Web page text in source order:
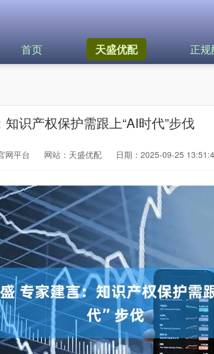
首页 天盛优配 正
识产权保护需跟上“AI时代”步伐
网平台 网站：天盛优配 日期：2025-09-25